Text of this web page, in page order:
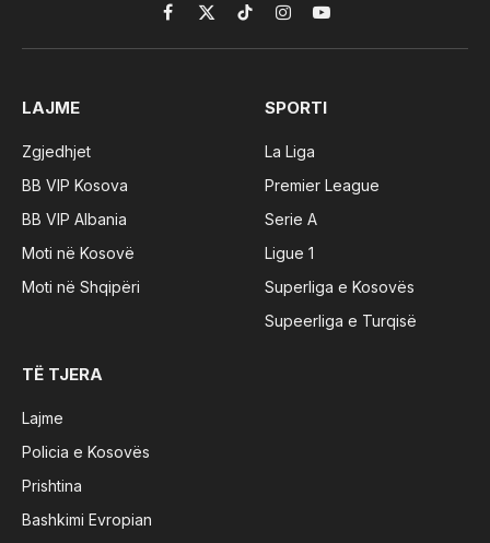
Facebook
X
(Twitter)
TikTokInstagramYouTube
LAJME
Zgjedhjet
BB VIP Kosova
BB VIP Albania
Moti në Kosovë
Moti në Shqipëri
SPORTI
La Liga
Premier League
Serie A
Ligue 1
Superliga e Kosovës
Supeerliga e Turqisë
TË TJERA
Lajme
Policia e Kosovës
Prishtina
Bashkimi Evropian